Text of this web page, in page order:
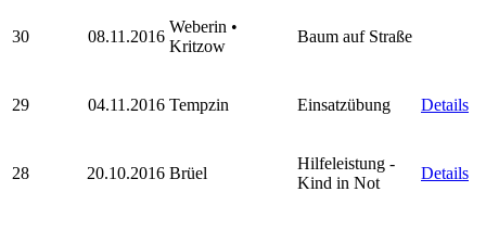
30 08.11.2016
Weberin •
Kritzow
Baum auf Straße
29 04.11.2016 Tempzin Einsatzübung Details
28 20.10.2016 Brüel
Hilfeleistung -
Kind in Not
Details